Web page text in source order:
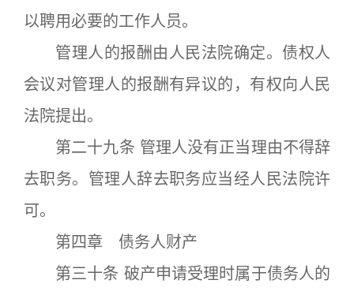
以聘用必要的工作人员。
管理人的报酬由人民法院确定。债权人
会议对管理人的报酬有异议的，有权向人民
法院提出。
第二十九条 管理人没有正当理由不得辞
去职务。管理人辞去职务应当经人民法院许
可。
第四章 债务人财产
第三十条 破产申请受理时属于债务人的